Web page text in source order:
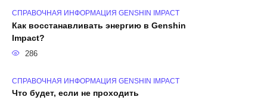
СПРАВОЧНАЯ ИНФОРМАЦИЯ GENSHIN IMPACT
Как восстанавливать энергию в Genshin
Impact?
286
СПРАВОЧНАЯ ИНФОРМАЦИЯ GENSHIN IMPACT
Что будет, если не проходить